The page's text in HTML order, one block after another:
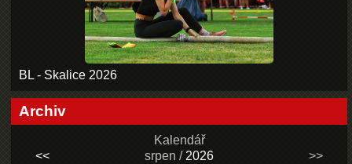
BL - Skalice 2026
Archiv
Kalendář
<<
srpen / 2026 >>